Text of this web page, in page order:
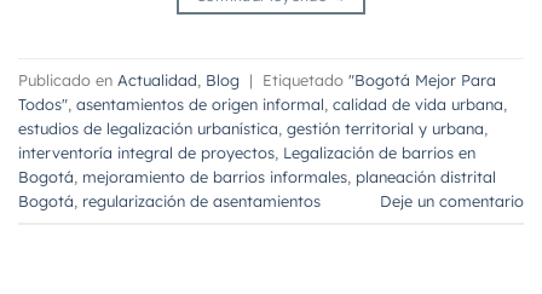
Publicado en Actualidad Blog | Etiquetado "Bogotá Mejor Para
Todos" asentamientos de origen informal calidad de vida urbana
estudios de legalización urbanística gestión territorial y urbana
interventoría integral de proyectos Legalización de barrios en
Bogotá mejoramiento de barrios informales planeación distrital
Bogotá regularización de asentamientos Deje un comentario